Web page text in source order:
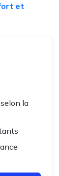
et
selon la